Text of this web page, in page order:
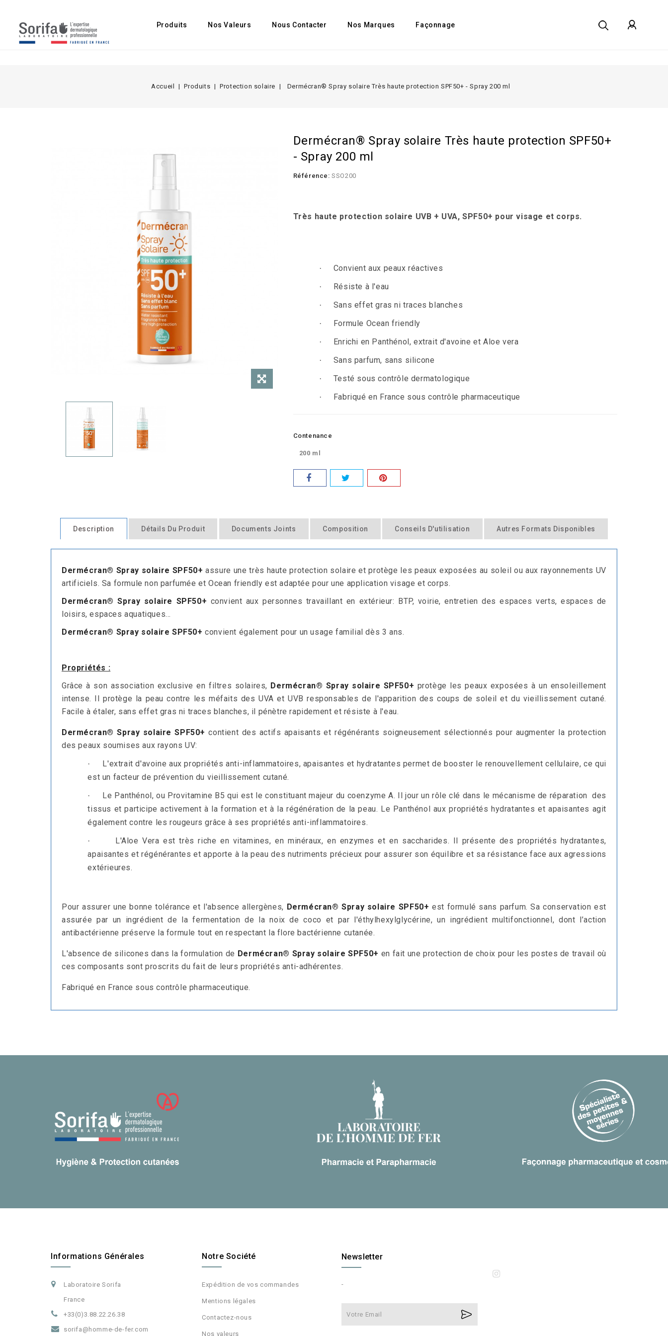
Produits Nos Valeurs Nous Contacter Nos Marques Façonnage
Accueil Produits Protection solaire Dermécran® Spray solaire Très haute protection SPF50+ - Spray 200 ml
Dermécran® Spray solaire Très haute protection SPF50+
- Spray 200 ml
Référence: SSO200
Très haute protection solaire UVB + UVA, SPF50+ pour visage et corps.
· Convient aux peaux réactives
· Résiste à l'eau
· Sans effet gras ni traces blanches
· Formule Ocean friendly
· Enrichi en Panthénol, extrait d'avoine et Aloe vera
· Sans parfum, sans silicone
· Testé sous contrôle dermatologique
· Fabriqué en France sous contrôle pharmaceutique
Contenance
200 ml
Description Détails Du Produit Documents Joints Composition Conseils D'utilisation Autres Formats Disponibles
Dermécran® Spray solaire SPF50+ assure une très haute protection solaire et protège les peaux exposées au soleil ou aux rayonnements UV
artificiels. Sa formule non parfumée et Ocean friendly est adaptée pour une application visage et corps.
Dermécran® Spray solaire SPF50+ convient aux personnes travaillant en extérieur: BTP, voirie, entretien des espaces verts, espaces de
loisirs, espaces aquatiques...
Dermécran® Spray solaire SPF50+ convient également pour un usage familial dès 3 ans.
Propriétés :
Grâce à son association exclusive en filtres solaires, Dermécran® Spray solaire SPF50+ protège les peaux exposées à un ensoleillement
intense. Il protège la peau contre les méfaits des UVA et UVB responsables de l'apparition des coups de soleil et du vieillissement cutané.
Facile à étaler, sans effet gras ni traces blanches, il pénètre rapidement et résiste à l'eau.
Dermécran®Spray solaire SPF50+ contient des actifs apaisants et régénérants soigneusement sélectionnés pour augmenter la protection
des peaux soumises aux rayons UV:
·
L'extrait d'avoine aux propriétés anti-inflammatoires, apaisantes et hydratantes permet de booster le renouvellement cellulaire, ce qui
est un facteur de prévention du vieillissement cutané.
·
Le Panthénol, ou Provitamine B5 qui est le constituant majeur du coenzyme A. Il jour un rôle clé dans le mécanisme de réparation des
tissus et participe activement à la formation et à la régénération de la peau. Le Panthénol aux propriétés hydratantes et apaisantes agit
également contre les rougeurs grâce à ses propriétés anti-inflammatoires.
·
L'Aloe Vera est très riche en vitamines, en minéraux, en enzymes et en saccharides. Il présente des propriétés hydratantes,
apaisantes et régénérantes et apporte à la peau des nutriments précieux pour assurer son équilibre et sa résistance face aux agressions
extérieures.
Pour assurer une bonne tolérance et l'absence allergènes, Dermécran®Spray solaire SPF50+est formulé sans parfum. Sa conservation est
assurée par un ingrédient de la fermentation de la noix de coco et par l'éthylhexylglycérine, un ingrédient multifonctionnel, dont l’action
antibactérienne préserve la formule tout en respectant la flore bactérienne cutanée.
L'absence de silicones dans la formulation de Dermécran® Spray solaire SPF50+ en fait une protection de choix pour les postes de travail où
ces composants sont proscrits du fait de leurs propriétés anti-adhérentes.
Fabriqué en France sous contrôle pharmaceutique.
Informations Générales
Laboratoire Sorifa
France
+33(0)3.88.22.26.38
sorifa@homme-de-fer.com
Notre Société
Expédition de vos commandes
Mentions légales
Contactez-nous
Nos valeurs
Newsletter
-